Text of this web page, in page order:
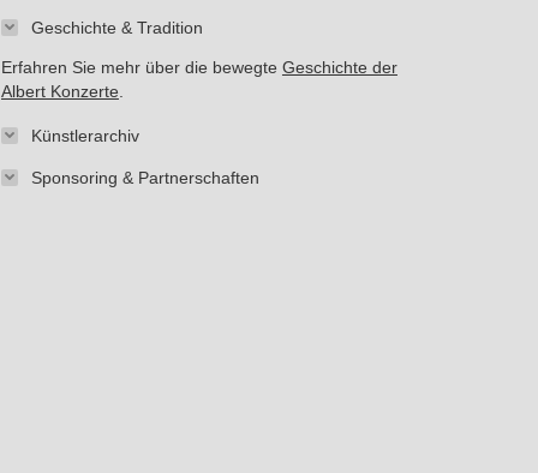
Geschichte & Tradition
Erfahren Sie mehr über die bewegte Geschichte der
Albert Konzerte
Künstlerarchiv
Sponsoring & Partnerschaften